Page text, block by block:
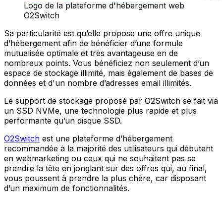
Logo de la plateforme d'hébergement web
O2Switch
Sa particularité est qu’elle propose une offre unique
d’hébergement afin de bénéficier d’une formule
mutualisée optimale et très avantageuse en de
nombreux points. Vous bénéficiez non seulement d’un
espace de stockage illimité, mais également de bases de
données et d'un nombre d’adresses email illimités.
Le support de stockage proposé par O2Switch se fait via
un SSD NVMe, une technologie plus rapide et plus
performante qu’un disque SSD.
O2Switch est une plateforme d’hébergement
recommandée à la majorité des utilisateurs qui débutent
en webmarketing ou ceux qui ne souhaitent pas se
prendre la tête en jonglant sur des offres qui, au final,
vous poussent à prendre la plus chère, car disposant
d’un maximum de fonctionnalités.